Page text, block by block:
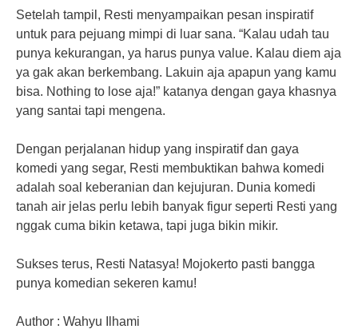
Setelah tampil, Resti menyampaikan pesan inspiratif
untuk para pejuang mimpi di luar sana. “Kalau udah tau
punya kekurangan, ya harus punya value. Kalau diem aja
ya gak akan berkembang. Lakuin aja apapun yang kamu
bisa. Nothing to lose aja!” katanya dengan gaya khasnya
yang santai tapi mengena.
Dengan perjalanan hidup yang inspiratif dan gaya
komedi yang segar, Resti membuktikan bahwa komedi
adalah soal keberanian dan kejujuran. Dunia komedi
tanah air jelas perlu lebih banyak figur seperti Resti yang
nggak cuma bikin ketawa, tapi juga bikin mikir.
Sukses terus, Resti Natasya! Mojokerto pasti bangga
punya komedian sekeren kamu!
Author : Wahyu Ilhami